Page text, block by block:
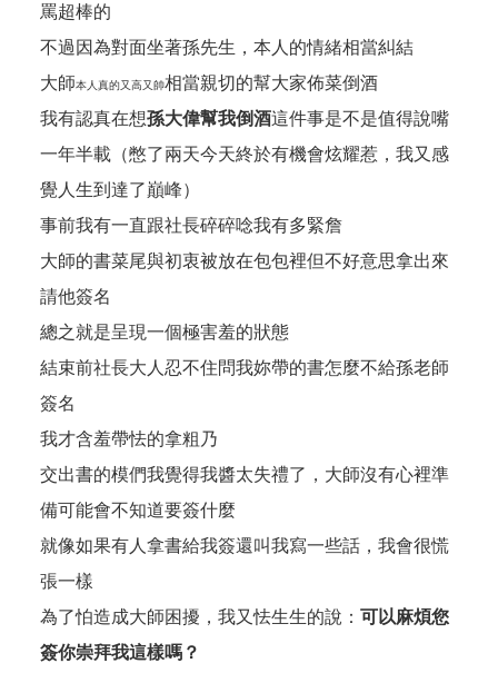
罵超棒的
不過因為對面坐著孫先生，本人的情緒相當糾結
大師本人真的又高又帥相當親切的幫大家佈菜倒酒
我有認真在想孫大偉幫我倒酒這件事是不是值得說嘴
一年半載（憋了兩天今天終於有機會炫耀惹，我又感
覺人生到達了巔峰）
事前我有一直跟社長碎碎唸我有多緊詹
大師的書菜尾與初衷被放在包包裡但不好意思拿出來
請他簽名
總之就是呈現一個極害羞的狀態
結束前社長大人忍不住問我妳帶的書怎麼不給孫老師
簽名
我才含羞帶怯的拿粗乃
交出書的模們我覺得我醬太失禮了，大師沒有心裡準
備可能會不知道要簽什麼
就像如果有人拿書給我簽還叫我寫一些話，我會很慌
張一樣
為了怕造成大師困擾，我又怯生生的說： 可以麻煩您
簽你崇拜我這樣嗎？